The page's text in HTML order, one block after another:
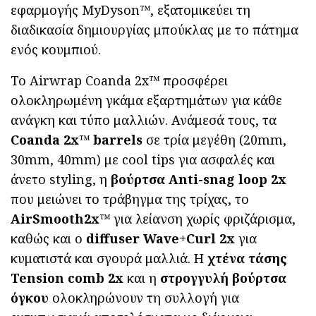
εφαρμογής MyDyson™, εξατομικεύει τη
διαδικασία δημιουργίας μπούκλας με το πάτημα
ενός κουμπιού.
Το Airwrap Coanda 2x™ προσφέρει
ολοκληρωμένη γκάμα εξαρτημάτων για κάθε
ανάγκη και τύπο μαλλιών. Ανάμεσά τους, τα
Coanda 2x™ barrels σε τρία μεγέθη (20mm,
30mm, 40mm) με cool tips για ασφαλές και
άνετο styling, η βούρτσα Anti-snag loop 2x
που μειώνει το τράβηγμα της τρίχας, το
AirSmooth2x™ για λείανση χωρίς φριζάρισμα,
καθώς και ο diffuser Wave+Curl 2x για
κυματιστά και σγουρά μαλλιά. Ηχτένα τάσης
Tension comb 2x και η στρογγυλή βούρτσα
όγκου ολοκληρώνουν τη συλλογή για